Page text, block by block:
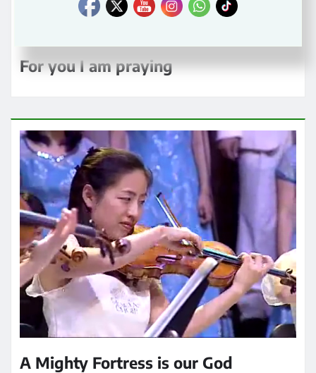
For you I am praying
A Mighty Fortress is our God